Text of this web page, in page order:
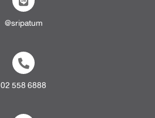
@sripatum
02 558 6888